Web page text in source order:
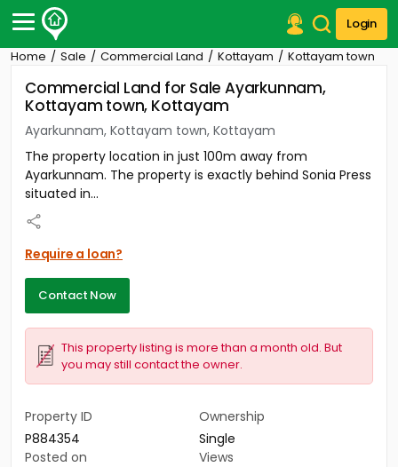
Login
Post Your Property
Post Your Requirement
Properties for Sale
Properties for Rent
Premium Projects
Finance Center
Our Services
Contact Us
Home Sale Commercial Land Kottayam Kottayam town
Commercial Land for Sale Ayarkunnam,
Kottayam town, Kottayam
Ayarkunnam, Kottayam town, Kottayam
The property location in just 100m away from
Ayarkunnam. The property is exactly behind Sonia Press
situated in...
Require a loan?
Contact Now
This property listing is more than a month old. But
you may still contact the owner.
Property ID
P884354
Ownership
Single
Posted on
Views